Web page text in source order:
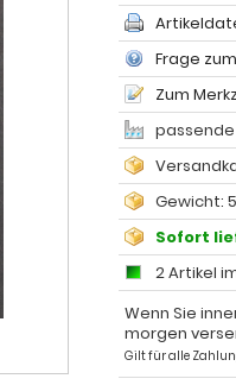
Frage
Zum
passende
Gewicht:
Sofort
2 Artikel
Wenn Sie
morgen
Gilt für alle